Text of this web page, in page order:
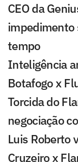
CEO da
impedimento
tempo
Inteligência
Botafogo x
Torcida do
negociação
Luis Roberto
Cruzeiro x